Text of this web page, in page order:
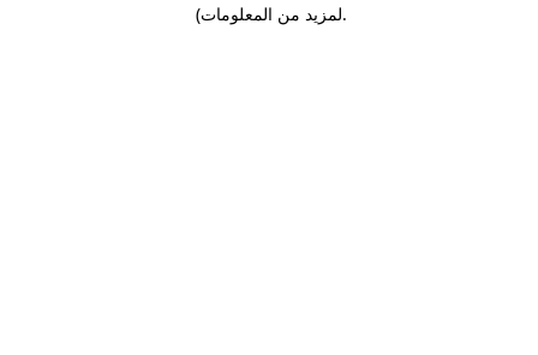
لمزيد من المعلومات).